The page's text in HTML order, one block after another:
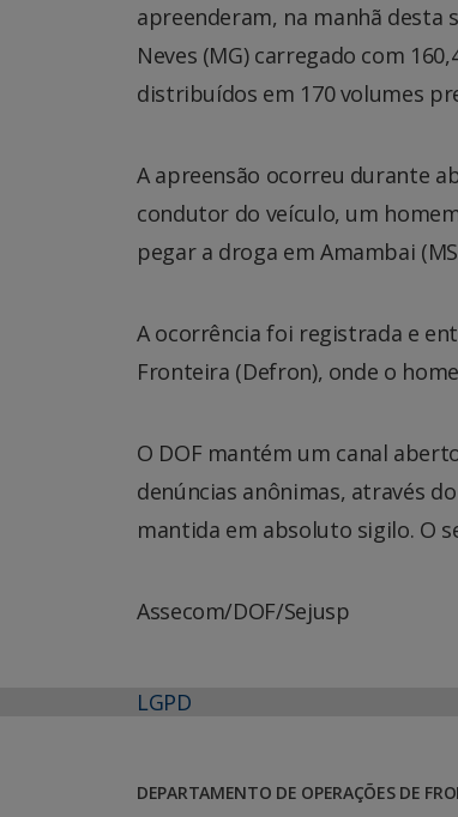
apreenderam, na manhã desta
Neves (MG) carregado com
distribuídos em 170 volumes
A apreensão ocorreu durante
condutor do veículo, um
pegar a droga em Amambai
A ocorrência foi registrada e
Fronteira (Defron), onde o
O DOF mantém um canal
denúncias anônimas, através
mantida em absoluto sigilo. O
Assecom/DOF/Sejusp
LGPD
DEPARTAMENTO DE OPERAÇÕES DE